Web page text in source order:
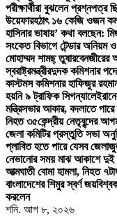
পরীক্ষার্থীরা বুঝলেন প্রশ্নপত্র
উয়েফারহঠাৎ ১৬ কেজি ওজন
হাসিনার ভাষায়’ কথা বলছেন:
সংকেত বিভাগে টেন্ডার অনিয়ম
মোহাম্মদ শামছ্ তুষারবেনজীরের
স্বরাষ্ট্রমন্ত্রীরদুদক কমিশনার
কাস্টমস কমিশনার হাফিজুর
হয়নি ৯ ট্রাফিক সিগন্যালে
মন্ত্রিসভার আকার, বদলাতে পারে
নিহত ৩৫কেন্দ্রীয় নেতৃবৃন্দের
জেলা কমিটির প্রস্তুতি সভা
প্লাবিত হতে পারে যেসব জেলা
নেভানোর সময় মাঝ আকাশে দুই
আত্মঘাতী বোমা হামলা, নিহত ৭
বাংলাদেশের শিমুর স্বর্ণ জয়
করলেন
শনি. আগ ৮, ২০২৬